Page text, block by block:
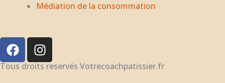
Médiation de la consommation
F
a
c
I
n
s
Tous droits reservés Votrecoachpatissier.fr